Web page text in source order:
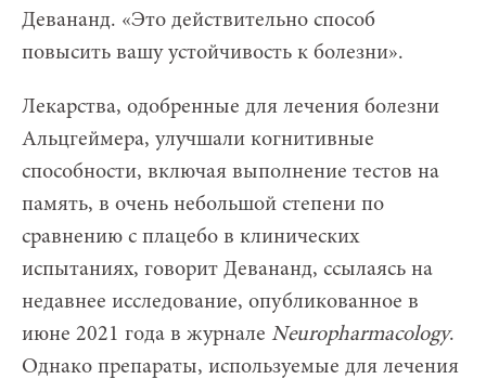
Девананд. «Это действительно способ
повысить вашу устойчивость к болезни».
Лекарства, одобренные для лечения болезни
Альцгеймера, улучшали когнитивные
способности, включая выполнение тестов на
память, в очень небольшой степени по
сравнению с плацебо в клинических
испытаниях, говорит Девананд, ссылаясь на
недавнее исследование, опубликованное в
июне 2021 года в журнале Neuropharmacology.
Однако препараты, используемые для лечения